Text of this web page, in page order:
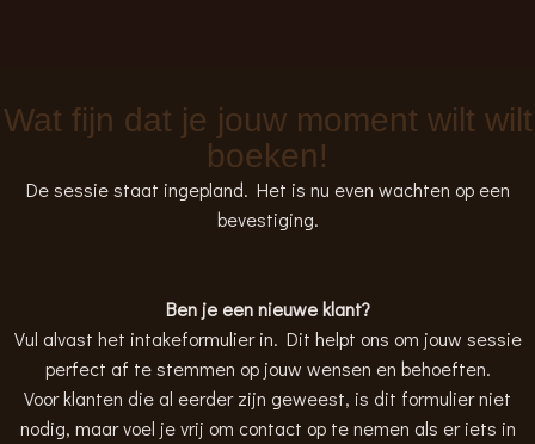
Wat fijn dat je jouw moment wilt wilt
boeken!
De sessie staat ingepland. Het is nu even wachten op een
bevestiging.
Ben je een nieuwe klant?
Vul alvast het intakeformulier in. Dit helpt ons om jouw sessie
perfect af te stemmen op jouw wensen en behoeften.
Voor klanten die al eerder zijn geweest, is dit formulier niet
nodig, maar voel je vrij om contact op te nemen als er iets in